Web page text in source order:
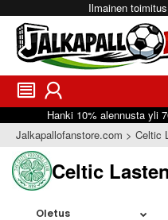
Ilmainen
󰂩 󰃳
Hanki 10% alennusta yli
Jalkapallofanstore.com
Celtic
Celtic